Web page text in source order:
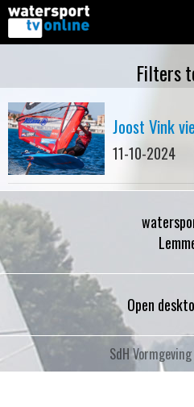
Motorboot-sloep
Home Contact
Filters
Joost Vink
11-10-2024
Open
SdH